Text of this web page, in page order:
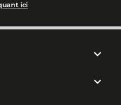
ici

